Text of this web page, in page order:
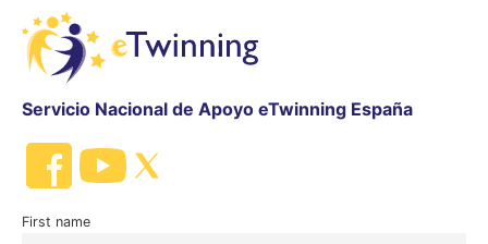
Servicio Nacional de Apoyo eTwinning España
First name